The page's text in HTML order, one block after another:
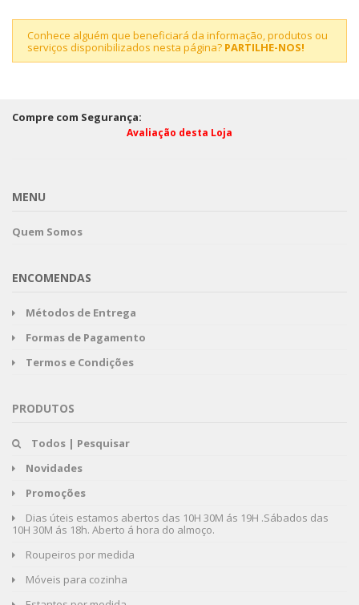
Conhece alguém que beneficiará da informação, produtos ou
serviços disponibilizados nesta página? PARTILHE-NOS!
Compre com Segurança:
Avaliação desta Loja
MENU
Quem Somos
ENCOMENDAS
Métodos de Entrega
Formas de Pagamento
Termos e Condições
PRODUTOS
Todos | Pesquisar
Novidades
Promoções
Dias úteis estamos abertos das 10H 30M ás 19H .Sábados das
10H 30M ás 18h. Aberto á hora do almoço.
Roupeiros por medida
Móveis para cozinha